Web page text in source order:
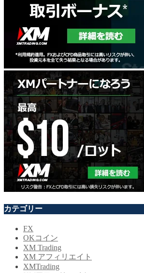
カテゴリー
FX
OKコイン
XM Trading
XM アフィリエイト
XMTrading